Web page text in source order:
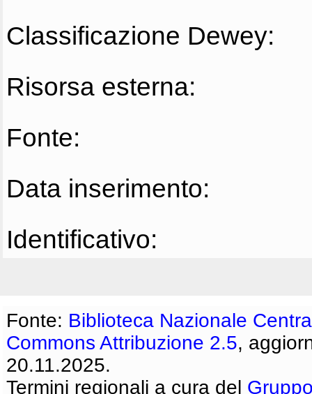
Classificazione Dewey:
Risorsa esterna:
Fonte:
Data inserimento:
Identificativo:
Fonte: Biblioteca Nazionale
Commons Attribuzione 2.5,
20.11.2025.
Termini regionali a cura del